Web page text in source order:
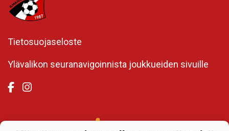
Tietosuojaseloste
Ylävalikon seuranavigoinnista joukkueiden sivuille